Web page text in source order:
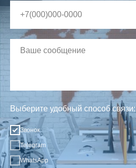
+7
Выберите удобный способ связи:
Звонок
Telegram
WhatsApp